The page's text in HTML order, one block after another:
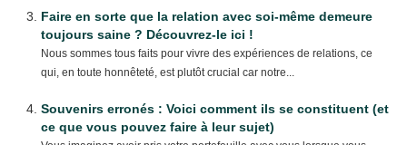
Faire en sorte que la relation avec soi-même demeure
toujours saine ? Découvrez-le ici !
Nous sommes tous faits pour vivre des expériences de relations, ce
qui, en toute honnêteté, est plutôt crucial car notre...
Souvenirs erronés : Voici comment ils se constituent (et
ce que vous pouvez faire à leur sujet)